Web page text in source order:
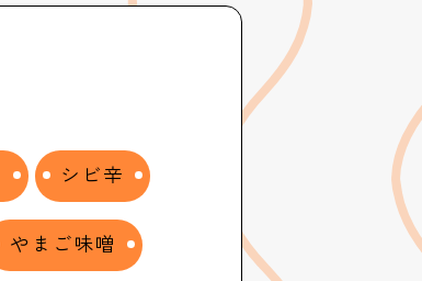
シビ辛
やまご味噌